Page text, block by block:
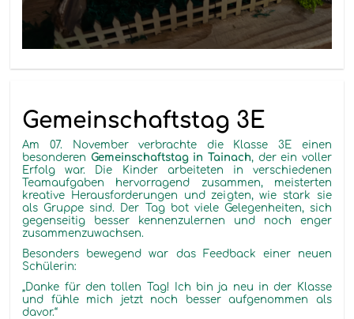
Gemeinschaftstag 3E
Am 07. November verbrachte die Klasse 3E einen
besonderen Gemeinschaftstag in Tainach, der ein voller
Erfolg war. Die Kinder arbeiteten in verschiedenen
Teamaufgaben hervorragend zusammen, meisterten
kreative Herausforderungen und zeigten, wie stark sie
als Gruppe sind. Der Tag bot viele Gelegenheiten, sich
gegenseitig besser kennenzulernen und noch enger
zusammenzuwachsen.
Besonders bewegend war das Feedback einer neuen
Schülerin:
„Danke für den tollen Tag! Ich bin ja neu in der Klasse
und fühle mich jetzt noch besser aufgenommen als
davor.“